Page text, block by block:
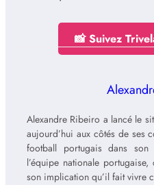
📸 Suivez
Alexandre Ribeiro a lancé le
aujourd’hui aux côtés de ses
football portugais dans son
l’équipe nationale
son implication qu’il fait vivre